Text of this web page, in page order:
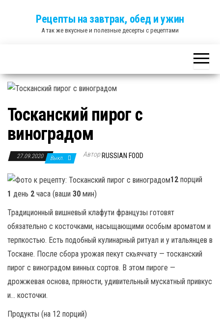
Рецепты на завтрак, обед и ужин
А так же вкусные и полезные десерты с рецептами
Тосканский пирог с
виноградом
27.09.2020 Выкл. Автор RUSSIAN FOOD
12 порций
1 день 2 часа (ваши 30 мин)
Традиционный вишневый клафути французы готовят
обязательно с косточками, насыщающими особым ароматом и
терпкостью. Есть подобный кулинарный ритуал и у итальянцев в
Тоскане. После сбора урожая пекут скьяччату — тосканский
пирог с виноградом винных сортов. В этом пироге —
дрожжевая основа, пряности, удивительный мускатный привкус
и… косточки.
Продукты (на 12 порций)